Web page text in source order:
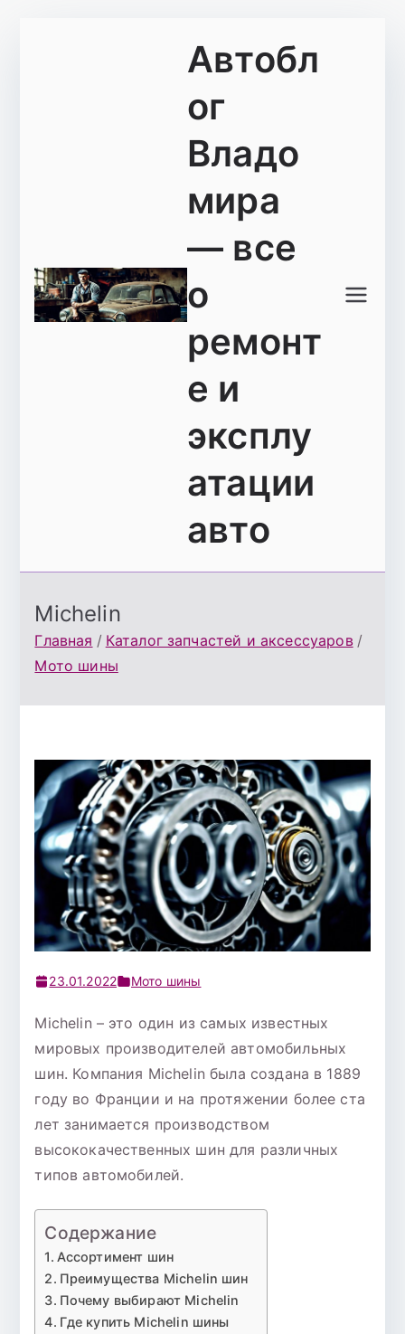
Автобл
ог
Владо
мира
— все
о
ремонт
е и
эксплу
атации
авто
Michelin
Главная
Каталог запчастей и аксессуаров
Мото шины
23.01.2022 Мото шины
Michelin – это один из самых известных
мировых производителей автомобильных
шин. Компания Michelin была создана в 1889
году во Франции и на протяжении более ста
лет занимается производством
высококачественных шин для различных
типов автомобилей.
Содержание
Ассортимент шин
Преимущества Michelin шин
Почему выбирают Michelin
Где купить Michelin шины